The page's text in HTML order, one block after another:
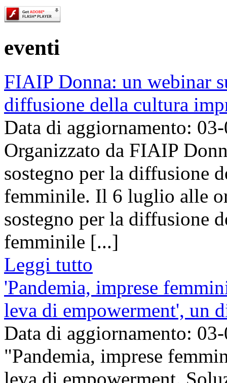
eventi
FIAIP Donna: un webinar
diffusione della cultura
Data di aggiornamento:
Organizzato da FIAIP
sostegno per la diffusione
femminile. Il 6 luglio alle
sostegno per la diffusione
femminile [...]
Leggi tutto
'Pandemia, imprese
leva di empowerment', un
Data di aggiornamento:
"Pandemia, imprese
leva di empowerment.